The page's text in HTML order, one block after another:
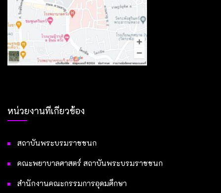
หน่วยงานที่เกี่ยวข้อง
สถาบันพระบรมราชชนก
คณะพยาบาลศาสตร์ สถาบันพระบรมราชชนก
สำนักงานคณะกรรมการอุดมศึกษา